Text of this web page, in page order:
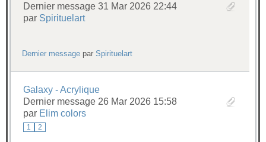
Dernier message 31 Mar 2026 22:44
par Spirituelart
Dernier message parSpirituelart
Galaxy - Acrylique
Dernier message 26 Mar 2026 15:58
par Elim colors
1 2